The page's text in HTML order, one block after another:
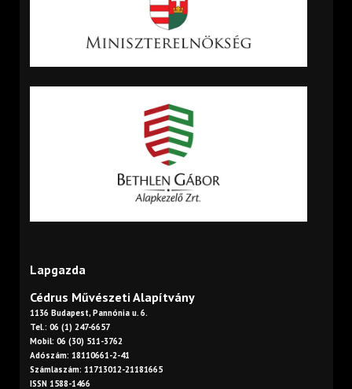
Lapgazda
Cédrus Művészeti Alapítvány
1136 Budapest, Pannónia u. 6.
Tel.: 06 (1) 247-6657
Mobil: 06 (30) 511-3762
Adószám: 18110661-2-41
Számlaszám: 11713012-21181665
ISSN 1588-1466